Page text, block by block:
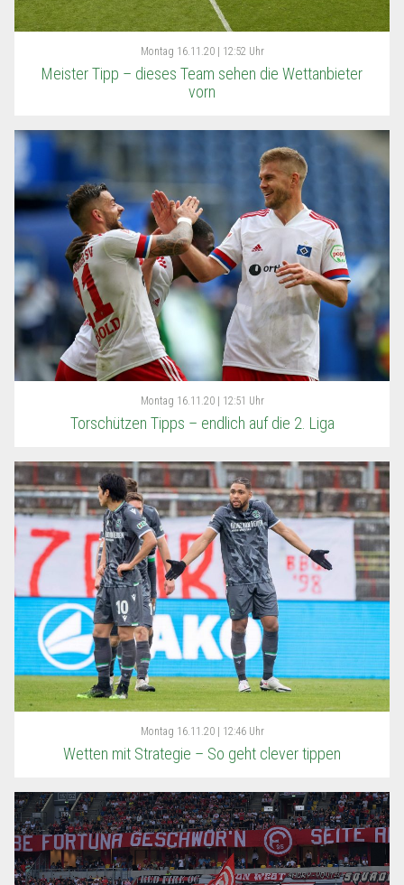
Montag 16.11.20 | 12:52 Uhr
Meister Tipp – dieses Team sehen die Wettanbieter
vorn
Montag 16.11.20 | 12:51 Uhr
Torschützen Tipps – endlich auf die 2. Liga
Montag 16.11.20 | 12:46 Uhr
Wetten mit Strategie – So geht clever tippen